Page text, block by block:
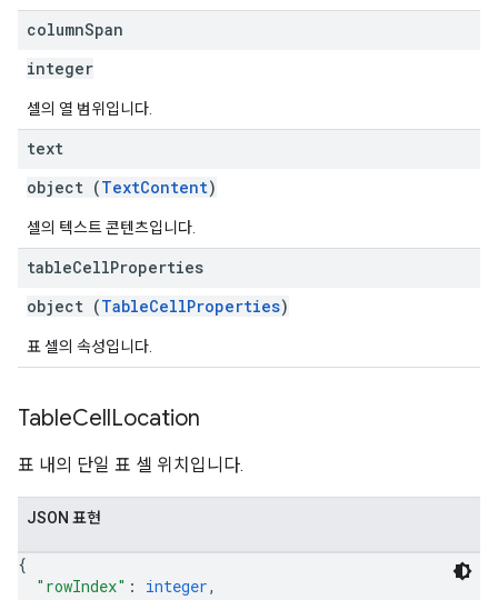
columnSpan
integer
셀의 열 범위입니다.
text
object (TextContent)
셀의 텍스트 콘텐츠입니다.
tableCellProperties
object (TableCellProperties)
표 셀의 속성입니다.
TableCellLocation
표 내의 단일 표 셀 위치입니다.
JSON 표현
{
"rowIndex" : integer,